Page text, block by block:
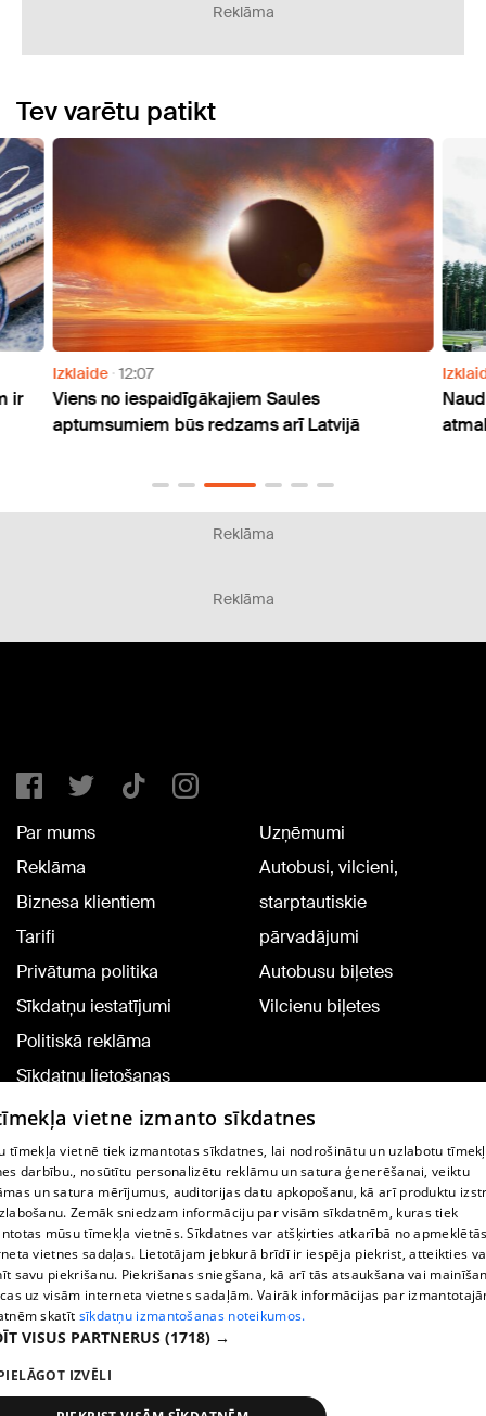
Reklāma
Tev varētu patikt
ir
Izklaide 12:07
Viens no iespaidīgākajiem Saules
aptumsumiem būs redzams arī Latvijā
Reklāma
Reklāma
Par mums
Reklāma
Biznesa klientiem
Tarifi
Privātuma politika
Sīkdatņu iestatījumi
Politiskā reklāma
Sīkdatņu lietošanas
noteikumi
Komentāru pievienošana
Uzņēmumi
Autobusi, vilcieni,
starptautiskie
pārvadājumi
Autobusu biļetes
Vilcienu biļetes
TV programma
Līguma noteikumi
360 Ziņu kontakti
Helio Media
Portāla palīdzības dienests: e-pasts -
vietne izmanto sīkdatnes
tīmekļa vietnē tiek izmantotas sīkdatnes, lai nodrošinātu un uzlabotu
darbību., nosūtītu personalizētu reklāmu un satura ģenerēšanai, veiktu
un satura mērījumus, auditorijas datu apkopošanu, kā arī produktu
Zemāk sniedzam informāciju par visām sīkdatnēm, kuras tiek
mūsu tīmekļa vietnēs. Sīkdatnes var atšķirties atkarībā no
vietnes sadaļas. Lietotājam jebkurā brīdī ir iespēja piekrist, atteikties
savu piekrišanu. Piekrišanas sniegšana, kā arī tās atsaukšana vai
uz visām interneta vietnes sadaļām. Vairāk informācijas par
skatīt sīkdatņu izmantošanas noteikumos.
VISUS PARTNERUS (1718) →
IZVĒLI